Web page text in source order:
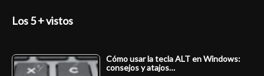
Los 5 + vistos
Cómo usar la tecla ALT en Windows:
consejos y atajos…